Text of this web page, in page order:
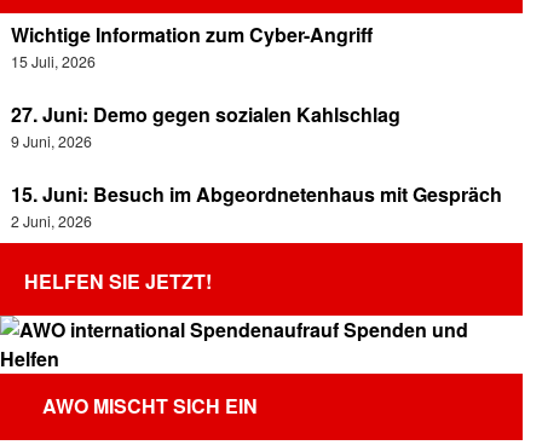
Wichtige Information zum Cyber-Angriff
15 Juli, 2026
27. Juni: Demo gegen sozialen Kahlschlag
9 Juni, 2026
15. Juni: Besuch im Abgeordnetenhaus mit Gespräch
2 Juni, 2026
HELFEN SIE JETZT!
AWO MISCHT SICH EIN